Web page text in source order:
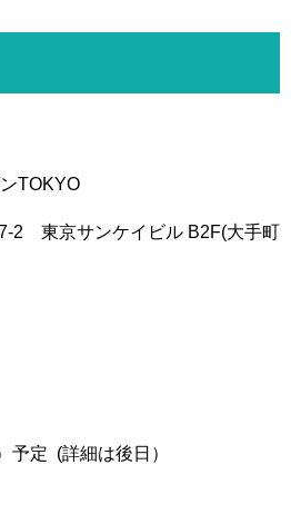
TOKYO
2 東京サンケイビル B2F(大手町
定 (詳細は後日）